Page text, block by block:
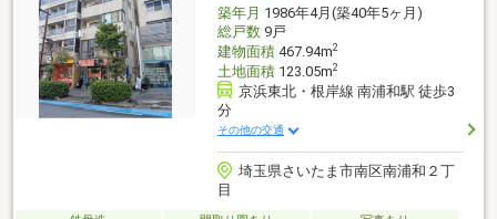
築年月 1986年4月(築40年5ヶ月)
総戸数9戸
建物面積467.94m2
土地面積123.05m2
京浜東北・根岸線 南浦和駅 徒歩3
分
その他の交通
埼玉県さいたま市南区南浦和２丁
目